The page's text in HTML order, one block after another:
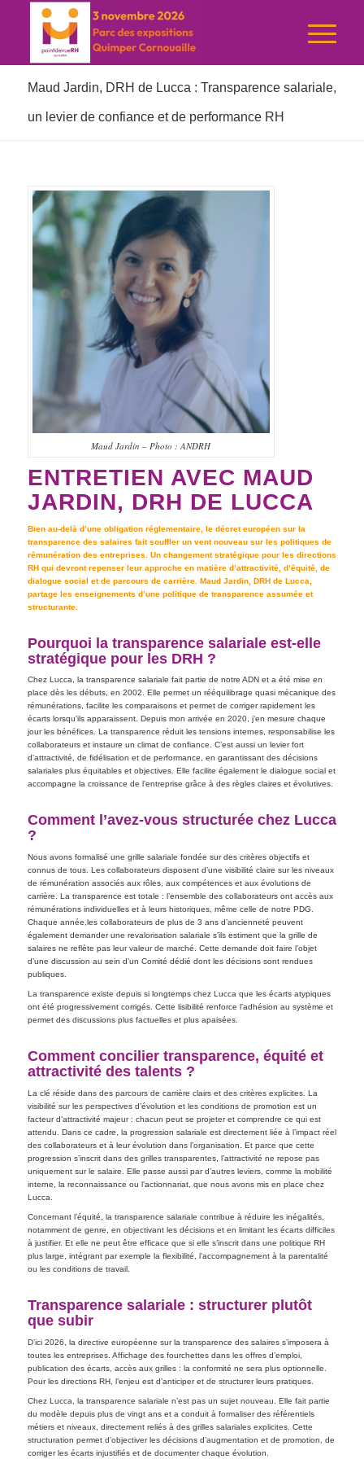
Maud Jardin, DRH de Lucca : Transparence salariale,
un levier de confiance et de performance RH
Maud Jardin – Photo : ANDRH
ENTRETIEN AVEC MAUD
JARDIN, DRH DE LUCCA
Bien au-delà d’une obligation réglementaire, le décret européen sur la
transparence des salaires fait souffler un vent nouveau sur les politiques de
rémunération des entreprises. Un changement stratégique pour les directions
RH qui devront repenser leur approche en matière d’attractivité, d’équité, de
dialogue social et de parcours de carrière. Maud Jardin, DRH de Lucca,
partage les enseignements d’une politique de transparence assumée et
structurante.
Pourquoi la transparence salariale est-elle
stratégique pour les DRH ?
Chez Lucca, la transparence salariale fait partie de notre ADN et a été mise en
place dès les débuts, en 2002. Elle permet un rééquilibrage quasi mécanique des
rémunérations, facilite les comparaisons et permet de corriger rapidement les
écarts lorsqu’ils apparaissent. Depuis mon arrivée en 2020, j’en mesure chaque
jour les bénéfices. La transparence réduit les tensions internes, responsabilise les
collaborateurs et instaure un climat de confiance. C’est aussi un levier fort
d’attractivité, de fidélisation et de performance, en garantissant des décisions
salariales plus équitables et objectives. Elle facilite également le dialogue social et
accompagne la croissance de l’entreprise grâce à des règles claires et évolutives.
Comment l’avez-vous structurée chez Lucca
?
Nous avons formalisé une grille salariale fondée sur des critères objectifs et
connus de tous. Les collaborateurs disposent d’une visibilité claire sur les niveaux
de rémunération associés aux rôles, aux compétences et aux évolutions de
carrière. La transparence est totale : l’ensemble des collaborateurs ont accès aux
rémunérations individuelles et à leurs historiques, même celle de notre PDG.
Chaque année,les collaborateurs de plus de 3 ans d’ancienneté peuvent
également demander une revalorisation salariale s’ils estiment que la grille de
salaires ne reflète pas leur valeur de marché. Cette demande doit faire l’objet
d’une discussion au sein d’un Comité dédié dont les décisions sont rendues
publiques.
La transparence existe depuis si longtemps chez Lucca que les écarts atypiques
ont été progressivement corrigés. Cette lisibilité renforce l’adhésion au système et
permet des discussions plus factuelles et plus apaisées.
Comment concilier transparence, équité et
attractivité des talents ?
La clé réside dans des parcours de carrière clairs et des critères explicites. La
visibilité sur les perspectives d’évolution et les conditions de promotion est un
facteur d’attractivité majeur : chacun peut se projeter et comprendre ce qui est
attendu. Dans ce cadre, la progression salariale est directement liée à l’impact réel
des collaborateurs et à leur évolution dans l’organisation. Et parce que cette
progression s’inscrit dans des grilles transparentes, l’attractivité ne repose pas
uniquement sur le salaire. Elle passe aussi par d’autres leviers, comme la mobilité
interne, la reconnaissance ou l’actionnariat, que nous avons mis en place chez
Lucca.
Concernant l’équité, la transparence salariale contribue à réduire les inégalités,
notamment de genre, en objectivant les décisions et en limitant les écarts difficiles
à justifier. Et elle ne peut être efficace que si elle s’inscrit dans une politique RH
plus large, intégrant par exemple la flexibilité, l’accompagnement à la parentalité
ou les conditions de travail.
Transparence salariale : structurer plutôt
que subir
D’ici 2026, la directive européenne sur la transparence des salaires s’imposera à
toutes les entreprises. Affichage des fourchettes dans les offres d’emploi,
publication des écarts, accès aux grilles : la conformité ne sera plus optionnelle.
Pour les directions RH, l’enjeu est d’anticiper et de structurer leurs pratiques.
Chez Lucca, la transparence salariale n’est pas un sujet nouveau. Elle fait partie
du modèle depuis plus de vingt ans et a conduit à formaliser des référentiels
métiers et niveaux, directement reliés à des grilles salariales explicites. Cette
structuration permet d’objectiver les décisions d’augmentation et de promotion, de
corriger les écarts injustifiés et de documenter chaque évolution.